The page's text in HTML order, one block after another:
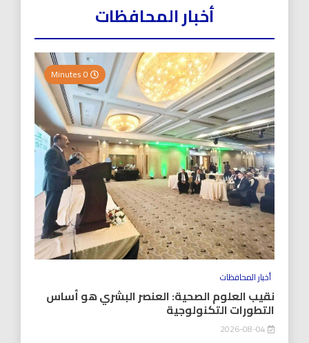
أخبار المحافظات
أخبار المحافظات
نقيب العلوم الصحية: العنصر البشري هو أساس
التطورات التكنولوجية